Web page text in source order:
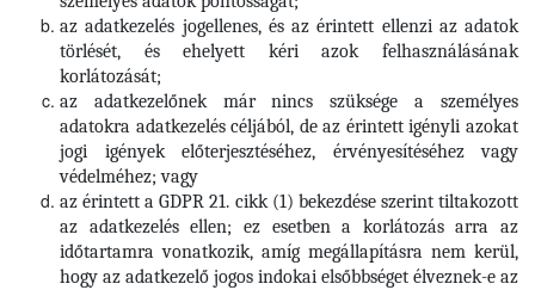
az adatkezelés jogellenes, és az érintett ellenzi az adatok
törlését, és ehelyett kéri azok felhasználásának
korlátozását;
az adatkezelőnek már nincs szüksége a személyes
adatokra adatkezelés céljából, de az érintett igényli azokat
jogi igények előterjesztéséhez, érvényesítéséhez vagy
védelméhez; vagy
az érintett a GDPR 21. cikk (1) bekezdése szerint tiltakozott
az adatkezelés ellen; ez esetben a korlátozás arra az
időtartamra vonatkozik, amíg megállapításra nem kerül,
hogy az adatkezelő jogos indokai elsőbbséget élveznek-e az